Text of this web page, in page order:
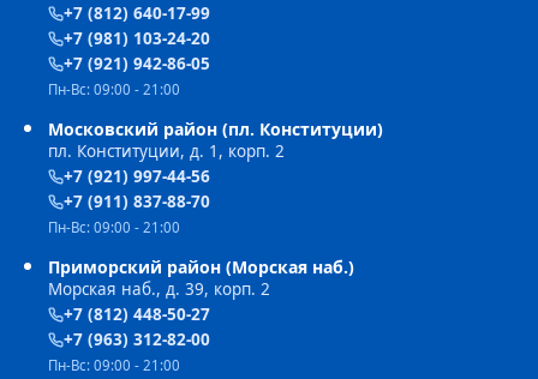
+7 (812) 640-17-99
+7 (981) 103-24-20
+7 (921) 942-86-05
Пн-Вс: 09:00 - 21:00
Московский район (пл. Конституции)
пл. Конституции, д. 1, корп. 2
+7 (921) 997-44-56
+7 (911) 837-88-70
Пн-Вс: 09:00 - 21:00
Приморский район (Морская наб.)
Морская наб., д. 39, корп. 2
+7 (812) 448-50-27
+7 (963) 312-82-00
Пн-Вс: 09:00 - 21:00